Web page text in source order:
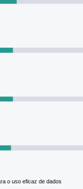
o uso eficaz de dados